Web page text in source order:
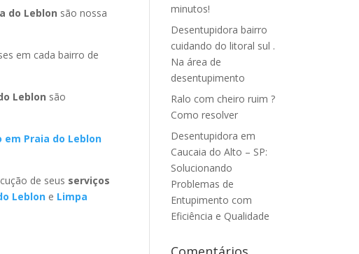
do Leblon são nossa
em cada bairro de
Leblon são
Praia do Leblon
de seus serviços
Leblone Limpa
minutos!
Desentupidora bairro
cuidando do litoral sul .
Na área de
desentupimento
Ralo com cheiro ruim ?
Como resolver
Desentupidora em
Caucaia do Alto – SP:
Solucionando
Problemas de
Entupimento com
Eficiência e Qualidade